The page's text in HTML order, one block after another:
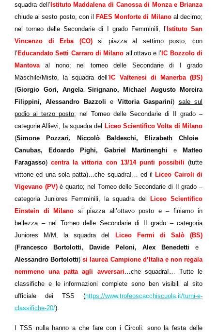
squadra dell’Istituto Maddalena di Canossa di Monza e Brianza
chiude al sesto posto, con ilFAES Monforte di Milano al decimo;
nel torneo delle Secondarie di I grado Femminili, l’Istituto San
Vincenzo di Erba (CO)si piazza al settimo posto, con
l’Educandato Setti Carraro di Milano all’ottavo e l’IC Bozzolo di
Mantova al nono; nel torneo delle Secondarie di I grado
Maschile/Misto, la squadra dell’IC Valtenesi di Manerba (BS)
(Giorgio Gori, Angela Sirignano, Michael Augusto Moreira
Filippini, Alessandro Bazzoli e Vittoria Gasparini) sale sul
podio al terzo posto; nel Torneo delle Secondarie di II grado –
categorie Allievi, la squadra del Liceo Scientifico Volta di Milano
(Simone Pozzari, Niccolò Baldeschi, Elizabeth Chloie
Canubas, Edoardo Pighi, Gabriel Martinenghi eMatteo
Faragasso)centra la vittoria con 13/14 punti possibili (tutte
vittorie ed una sola patta)…che squadra!… ed ilLiceo Cairoli di
Vigevano (PV)è quarto; nel Torneo delle Secondarie di II grado –
categoria Juniores Femminili, la squadra del Liceo Scientifico
Einstein di Milano si piazza all’ottavo posto e – finiamo in
bellezza – nel Torneo delle Secondarie di II grado – categoria
Juniores M/M, la squadra del Liceo Fermi di Salò (BS)
(Francesco Bortolotti, Davide Peloni, Alex Benedetti e
Alessandro Bortolotti)si laurea Campione d’Italia e non regala
nemmeno una patta agli avversari …che squadra!… Tutte le
classifiche e le informazioni complete sono ben visibili al sito
ufficiale dei TSS (https://www.trofeoscacchiscuola.it/turni-e-
classifiche-20/).
I TSS nulla hanno a che fare con i Circoli: sono la festa delle